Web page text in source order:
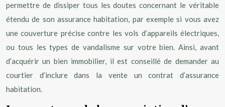
permettre de dissiper tous les doutes concernant le véritable
étendu de son assurance habitation, par exemple si vous avez
une couverture précise contre les vols d’appareils électriques,
ou tous les types de vandalisme sur votre bien. Ainsi, avant
d’acquérir un bien immobilier, il est conseillé de demander au
courtier d’inclure dans la vente un contrat d’assurance
habitation.